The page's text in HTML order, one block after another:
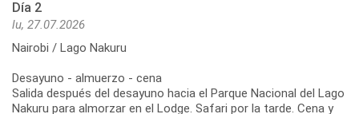
Día 2
lu, 27.07.2026
Nairobi / Lago Nakuru
Desayuno - almuerzo - cena
Salida después del desayuno hacia el Parque Nacional del Lago
Nakuru para almorzar en el Lodge. Safari por la tarde. Cena y